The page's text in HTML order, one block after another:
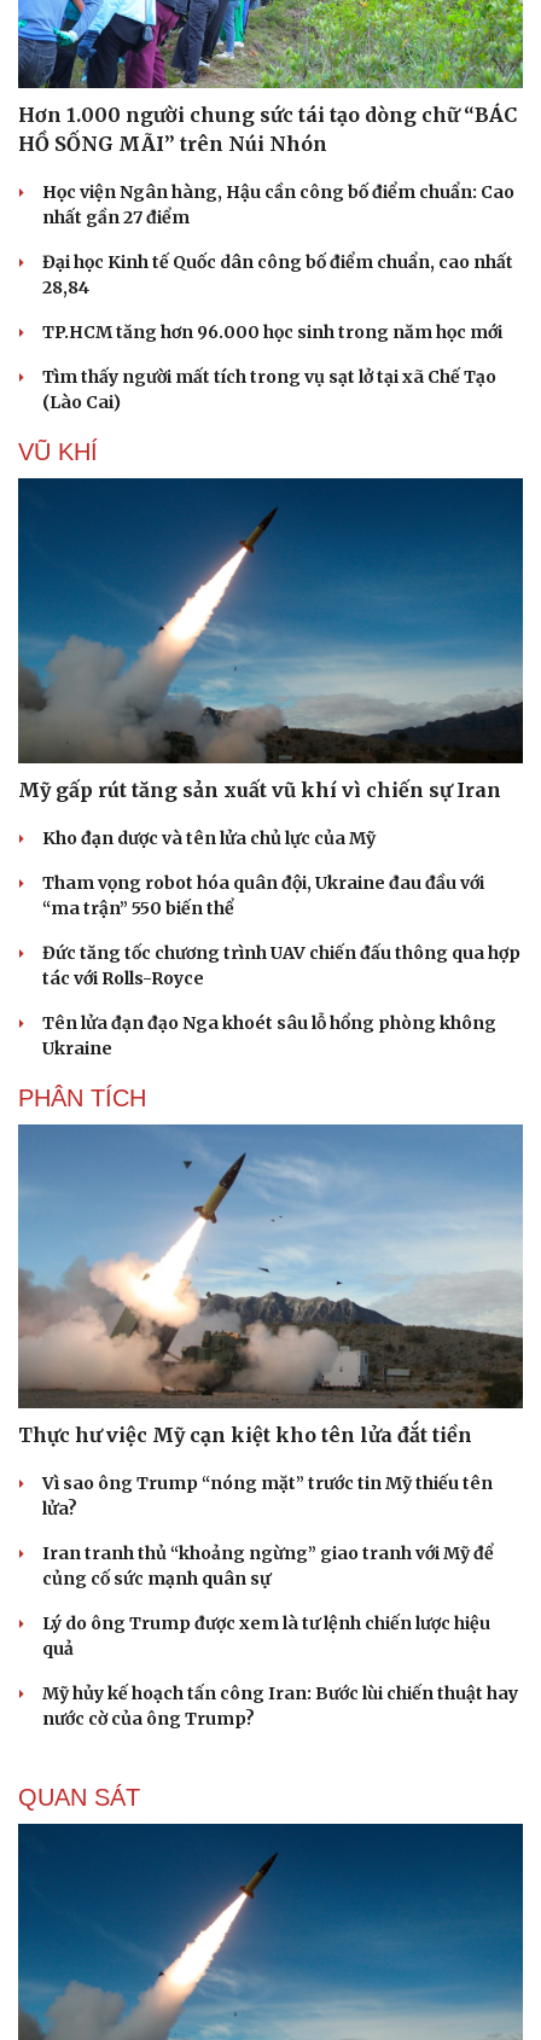
Tư vấn
Săn Tour
check-in
Podcast
Câu chuyện thời sự
Đọc truyện đêm khuya
Cửa sổ tình yêu
Kể chuyện cho bé
Hạt giống tâm hồn
Hơn 1.000 người chung sức tái tạo dòng chữ “BÁC
HỒ SỐNG MÃI” trên Núi Nhón
Học viện Ngân hàng, Hậu cần công bố điểm chuẩn: Cao
nhất gần 27 điểm
Đại học Kinh tế Quốc dân công bố điểm chuẩn, cao nhất
28,84
TP.HCM tăng hơn 96.000 học sinh trong năm học mới
Tìm thấy người mất tích trong vụ sạt lở tại xã Chế Tạo
(Lào Cai)
VŨ KHÍ
Mỹ gấp rút tăng sản xuất vũ khí vì chiến sự Iran
Kho đạn dược và tên lửa chủ lực của Mỹ
Tham vọng robot hóa quân đội, Ukraine đau đầu với
“ma trận” 550 biến thể
Đức tăng tốc chương trình UAV chiến đấu thông qua hợp
tác với Rolls-Royce
Tên lửa đạn đạo Nga khoét sâu lỗ hổng phòng không
Ukraine
PHÂN TÍCH
Thực hư việc Mỹ cạn kiệt kho tên lửa đắt tiền
Vì sao ông Trump “nóng mặt” trước tin Mỹ thiếu tên
lửa?
Iran tranh thủ “khoảng ngừng” giao tranh với Mỹ để
củng cố sức mạnh quân sự
Lý do ông Trump được xem là tư lệnh chiến lược hiệu
quả
Mỹ hủy kế hoạch tấn công Iran: Bước lùi chiến thuật hay
nước cờ của ông Trump?
QUAN SÁT